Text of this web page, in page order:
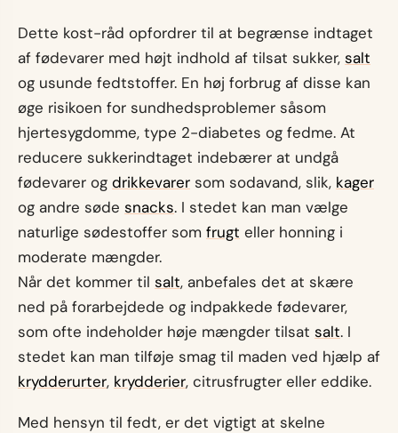
Dette kost-råd opfordrer til at begrænse indtaget
af fødevarer med højt indhold af tilsat sukker, salt
og usunde fedtstoffer. En høj forbrug af disse kan
øge risikoen for sundhedsproblemer såsom
hjertesygdomme, type 2-diabetes og fedme. At
reducere sukkerindtaget indebærer at undgå
fødevarer og drikkevarer som sodavand, slik, kager
og andre søde snacks. I stedet kan man vælge
naturlige sødestoffer som frugt eller honning i
moderate mængder.
Når det kommer til salt, anbefales det at skære
ned på forarbejdede og indpakkede fødevarer,
som ofte indeholder høje mængder tilsat salt. I
stedet kan man tilføje smag til maden ved hjælp af
krydderurter, krydderier, citrusfrugter eller eddike.
Med hensyn til fedt, er det vigtigt at skelne